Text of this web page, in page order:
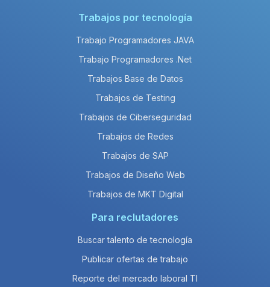
Trabajos por tecnología
Trabajo Programadores JAVA
Trabajo Programadores .Net
Trabajos Base de Datos
Trabajos de Testing
Trabajos de Ciberseguridad
Trabajos de Redes
Trabajos de SAP
Trabajos de Diseño Web
Trabajos de MKT Digital
Para reclutadores
Buscar talento de tecnología
Publicar ofertas de trabajo
Reporte del mercado laboral TI